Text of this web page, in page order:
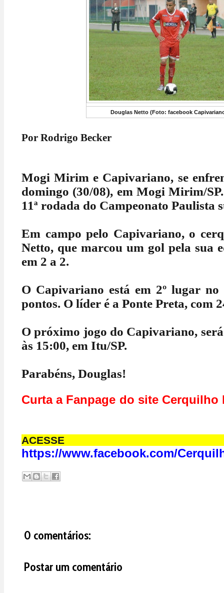
Douglas Netto (Foto: facebook
Por Rodrigo Becker
Mogi Mirim e Capivariano, se
domingo (30/08), em Mogi Mirim/
11ª rodada do Campeonato Paulista
Em campo pelo Capivariano, o
Netto, que marcou um gol pela sua
em 2 a 2.
O Capivariano está em 2º lugar
pontos. O líder é a Ponte Preta, com
O próximo jogo do Capivariano,
às 15:00, em Itu/SP.
Parabéns, Douglas!
Curta a Fanpage do site
https://www.facebook.com/
0 comentários:
Postar um comentário